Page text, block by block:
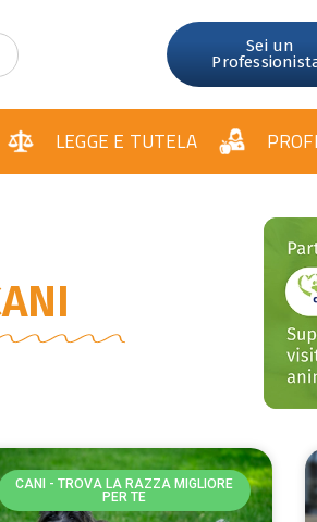
Sei un
LEGGE E TUTELA
CANI - TROVA LA RAZZA MIGLIORE
PER TE